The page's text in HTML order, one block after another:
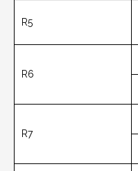
R5
R6
R7